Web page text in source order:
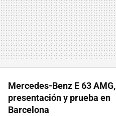
Mercedes-Benz E 63 AMG,
presentación y prueba en
Barcelona